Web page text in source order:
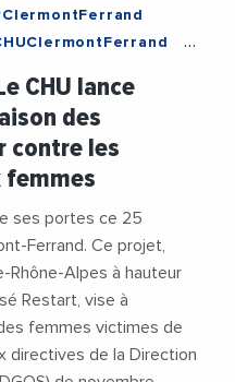
#OlivierBianchi
CHU lance
des
contre les
ses portes ce 25
Ferrand. Ce projet,
Rhône-Alpes à hauteur
Restart, vise à
femmes victimes de
directives de la Direction